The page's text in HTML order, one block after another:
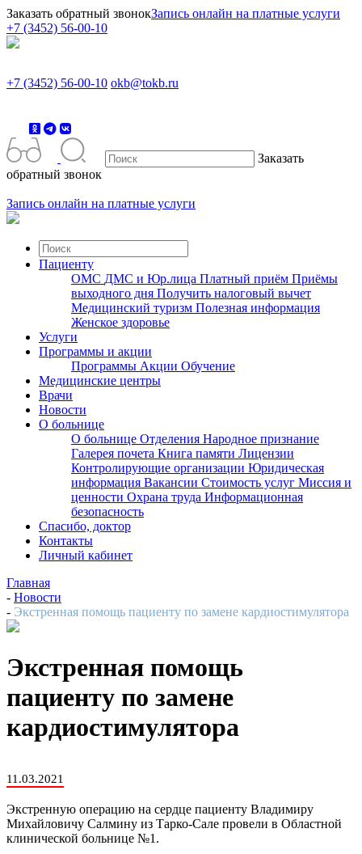
Заказать обратный звонокЗапись онлайн на платные услуги
+7 (3452) 56-00-10
+7 (3452) 56-00-10 okb@tokb.ru
Заказать
обратный звонок
Запись онлайн на платные услуги
Пациенту
ОМС ДМС и Юр.лица Платный приём Приёмы
выходного дня Получить налоговый вычет
Медицинский туризм Полезная информация
Женское здоровье
Услуги
Программы и акции
Программы Акции Обучение
Медицинские центры
Врачи
Новости
О больнице
О больнице Отделения Народное признание
Галерея почета Книга памяти Лицензии
Контролирующие организации Юридическая
информация Вакансии Стоимость услуг Миссия и
ценности Охрана труда Информационная
безопасность
Спасибо, доктор
Контакты
Личный кабинет
Главная
- Новости
- Экстренная помощь пациенту по замене кардиостимулятора
Экстренная помощь
пациенту по замене
кардиостимулятора
11.03.2021
Экстренную операцию на сердце пациенту Владимиру
Михайловичу Салмину из Тарко-Сале провели в Областной
клинической больнице №1.